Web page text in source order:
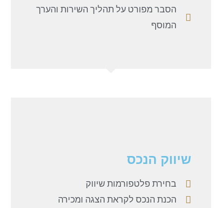
הסבר מפורט על תהליך השירות והערך
המוסף
שיווק הנכס
בחירת פלטפורמות שיווק
הכנת הנכס לקראת הצגה ומכירה